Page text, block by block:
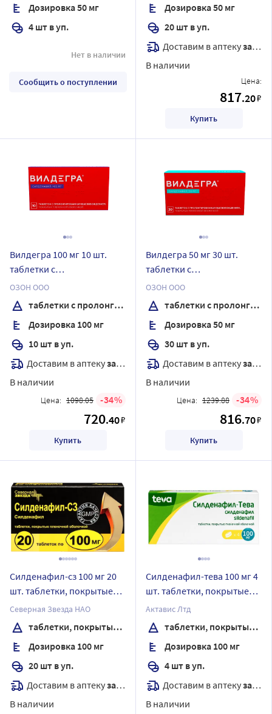
Дозировка 50 мг
4 шт в уп.
Нет в наличии
Сообщить о поступлении
Дозировка 50 мг
20 шт в уп.
Доставим в аптекузавтра
В наличии
Цена:
817.20₽
Купить
Вилдегра 100 мг 10 шт.
таблетки с
пролонгированным
высвобождением,
покрытые пленочной
оболочкой
ОЗОН ООО
таблетки с пролонгированным высвобождением, покрытые пленочной оболочкой
Дозировка 100 мг
10 шт в уп.
Доставим в аптекузавтра
В наличии
Цена: 1098.05 34
720.40₽
Купить
Вилдегра 50 мг 30 шт.
таблетки с
пролонгированным
высвобождением,
покрытые пленочной
оболочкой
ОЗОН ООО
таблетки с пролонгированным высвобождением, покрытые пленочной оболочкой
Дозировка 50 мг
30 шт в уп.
Доставим в аптекузавтра
В наличии
Цена: 1239.88 34
816.70₽
Купить
Силденафил-сз 100 мг 20
шт. таблетки, покрытые
пленочной оболочкой
Северная Звезда НАО
таблетки, покрытые пленочной оболочкой
Дозировка 100 мг
20 шт в уп.
Доставим в аптекузавтра
В наличии
Силденафил-тева 100 мг 4
шт. таблетки, покрытые
пленочной оболочкой
Актавис Лтд
таблетки, покрытые пленочной оболочкой
Дозировка 100 мг
4 шт в уп.
Доставим в аптекузавтра
В наличии